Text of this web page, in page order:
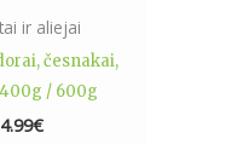
ir aliejai
česnakai,
/ 600g
€